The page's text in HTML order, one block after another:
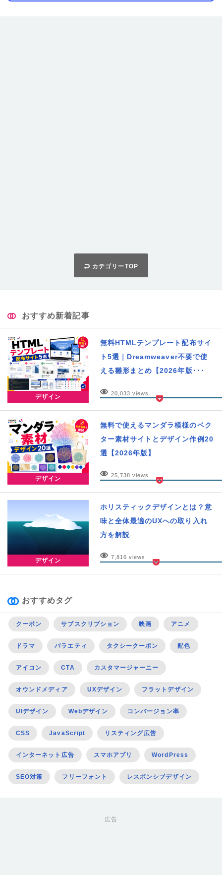
カテゴリーTOP
おすすめ新着記事
デザイン
無料HTMLテンプレート配布サイ
ト5選｜Dreamweaver不要で使
える雛形まとめ【2026年版･･･
20,033 views
デザイン
無料で使えるマンダラ模様のベク
ター素材サイトとデザイン作例20
選【2026年版】
25,738 views
デザイン
ホリスティックデザインとは？意
味と全体最適のUXへの取り入れ
方を解説
7,816 views
おすすめタグ
クーポン サブスクリプション 映画 アニメ
ドラマ バラエティ タクシークーポン 配色
アイコン CTA カスタマージャーニー
オウンドメディア UXデザイン フラットデザイン
UIデザイン Webデザイン コンバージョン率
CSS JavaScript リスティング広告
インターネット広告 スマホアプリ WordPress
SEO対策 フリーフォント レスポンシブデザイン
広告